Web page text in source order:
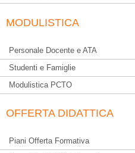
MODULISTICA
Personale Docente e ATA
Studenti e Famiglie
Modulistica PCTO
OFFERTA DIDATTICA
Piani Offerta Formativa